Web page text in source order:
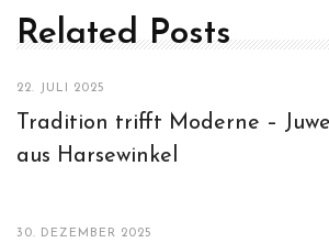
Related Posts
22. JULI 2025
Tradition trifft Moderne –
aus Harsewinkel
30. DEZEMBER 2025